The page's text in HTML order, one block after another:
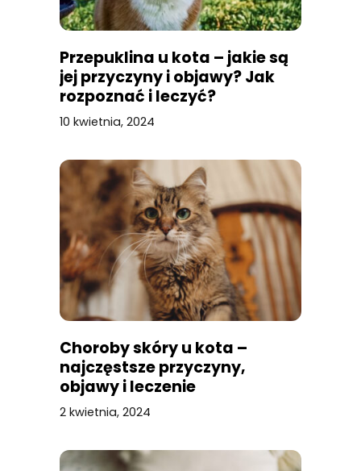
Przepuklina u kota – jakie są
jej przyczyny i objawy? Jak
rozpoznać i leczyć?
10 kwietnia, 2024
Choroby skóry u kota –
najczęstsze przyczyny,
objawy i leczenie
2 kwietnia, 2024